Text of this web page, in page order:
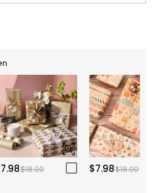
$18.00 $7.98$18.00